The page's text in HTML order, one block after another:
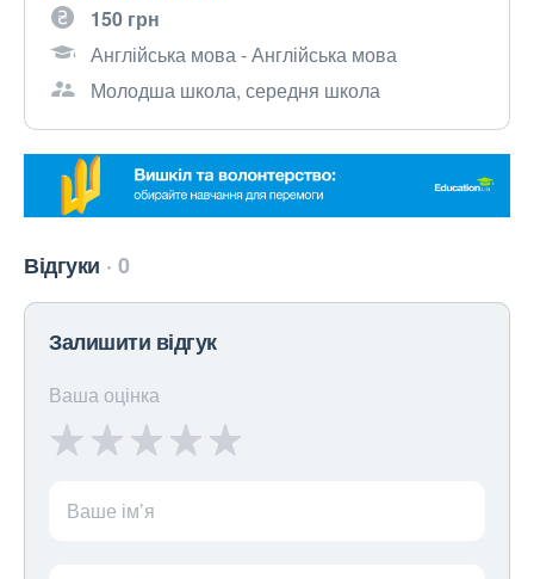
150 грн
Англійська мова - Англійська мова
Молодша школа, середня школа
Відгуки 0
Залишити відгук
Ваша оцінка
Ваше ім’я